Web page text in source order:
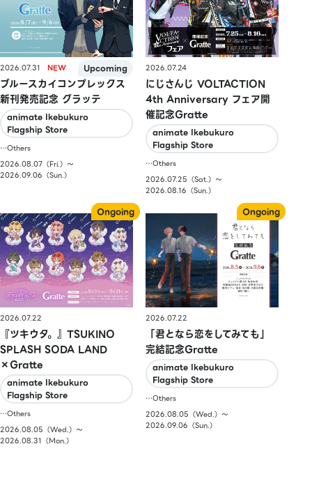
2026.07.31
ブルースカイコンプレックス
新刊発売記念 グラッテ
animate Ikebukuro
Flagship Store
…Others
2026.08.07（Fri.）〜
2026.09.06（Sun.）
2026.07.24
にじさんじ VOLTACTION
4th Anniversary フェア開
催記念Gratte
animate Ikebukuro
Flagship Store
…Others
2026.07.25（Sat.）〜
2026.08.16（Sun.）
2026.07.22
『ツキウタ。』TSUKINO
SPLASH SODA LAND
×Gratte
animate Ikebukuro
Flagship Store
…Others
2026.08.05（Wed.）〜
2026.08.31（Mon.）
2026.07.22
「君となら恋をしてみても」
完結記念Gratte
animate Ikebukuro
Flagship Store
…Others
2026.08.05（Wed.）〜
2026.09.06（Sun.）